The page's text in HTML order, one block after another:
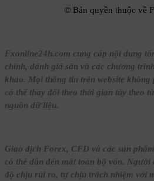
© Bản quyền thuộc về
Fxonline24h.com cung cấp nội dung
chính, đánh giá sàn và các chương
khảo. Mọi thông tin trên website
có thể thay đổi theo thời gian tùy theo
nguồn dữ liệu.
Giao dịch Forex, CFD và các sản
có thể dẫn đến mất toàn bộ vốn.
độ chịu rủi ro, tự chịu trách nhiệm với